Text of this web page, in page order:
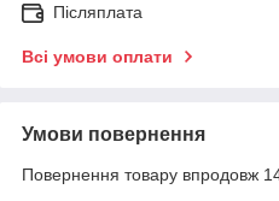
Післяплата
Всі умови оплати
Умови повернення
Повернення товару впродовж